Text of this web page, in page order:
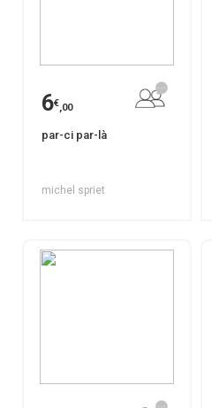
6€,00
par-ci par-là
michel spriet